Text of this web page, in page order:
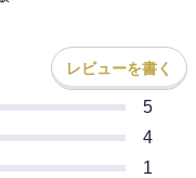
レビューを書く
5
4
1